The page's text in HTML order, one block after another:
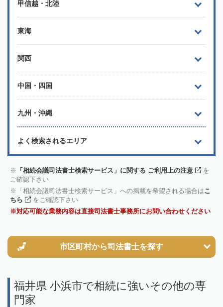
甲信越・北陸
東海
関西
中国・四国
九州・沖縄
よく検索されるエリア
「相続会議司法書士検索サービス」に関する ご利用上の注意
を
ご確認下さい
「相続会議司法書士検索サービス」への掲載を希望される場合はこ
ちら
をご確認下さい
対応可能な業務内容は直接司法書士事務所にお問い合わせください
市区町村から司法書士を探す
福井県 小浜市で相続に強いその他の専
門家